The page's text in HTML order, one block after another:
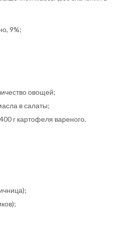
9%;
овощей;
в салаты;
г картофеля вареного.